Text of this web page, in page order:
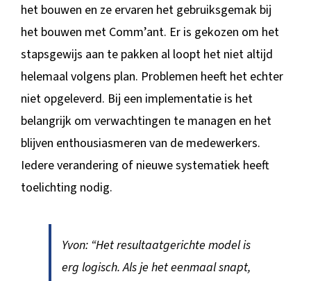
het bouwen en ze ervaren het gebruiksgemak bij
het bouwen met Comm’ant. Er is gekozen om het
stapsgewijs aan te pakken al loopt het niet altijd
helemaal volgens plan. Problemen heeft het echter
niet opgeleverd. Bij een implementatie is het
belangrijk om verwachtingen te managen en het
blijven enthousiasmeren van de medewerkers.
Iedere verandering of nieuwe systematiek heeft
toelichting nodig.
Yvon: “Het resultaatgerichte model is
erg logisch. Als je het eenmaal snapt,